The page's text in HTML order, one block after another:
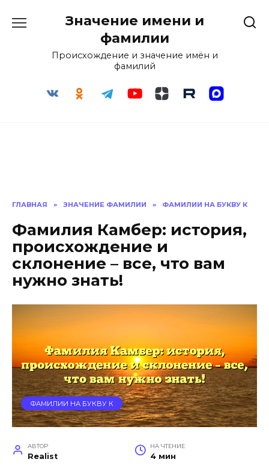
Значение имени и
фамилии
Происхождение и значение имён и
фамилий
ГЛАВНАЯ » ЗНАЧЕНИЕ ФАМИЛИИ » ФАМИЛИИ НА БУКВУ К
Фамилия Камбер: история,
происхождение и
склонение – все, что вам
нужно знать!
ФАМИЛИИ НА БУКВУ К
АВТОР
Realist
НА ЧТЕНИЕ
4 мин